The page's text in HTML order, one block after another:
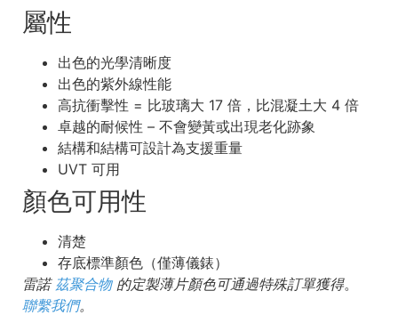
屬性
出色的光學清晰度
出色的紫外線性能
高抗衝擊性 = 比玻璃大 17 倍，比混凝土大 4 倍
卓越的耐候性 – 不會變黃或出現老化跡象
結構和結構可設計為支援重量
UVT 可用
顏色可用性
清楚
存底標準顏色（僅薄儀錶）
雷諾 茲聚合物的定製薄片顏色可通過特殊訂單獲得。
聯繫我們。